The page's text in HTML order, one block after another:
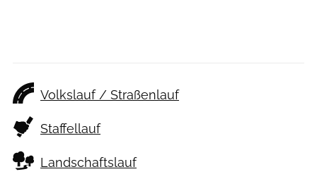
Volkslauf / Straßenlauf
Staffellauf
Landschaftslauf